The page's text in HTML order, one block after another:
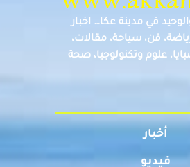
في مدينة عكا… اخبار
فن، سياحة، مقالات،
علوم وتكنولوجيا، صحة
أخبار
فيديو